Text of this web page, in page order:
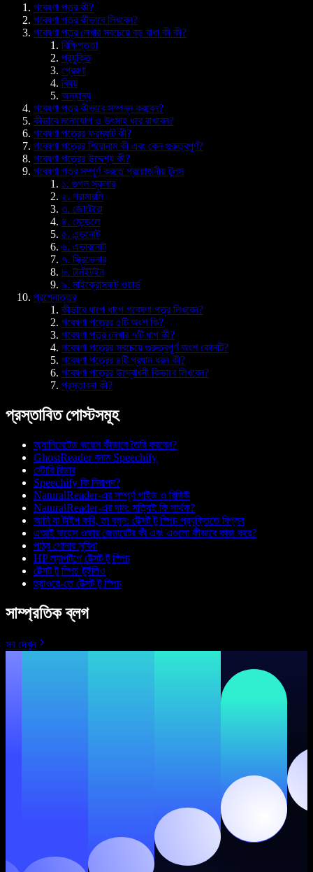
গবেষণা পত্র কী?
গবেষণা পত্র কীভাবে লিখবেন?
গবেষণা পত্র লেখার সবচেয়ে বড় বাধা কী কী?
বিক্ষিপ্ততা
প্রযুক্তি
প্রেরণা
বিষয়
অন্যান্য
গবেষণা পত্র কীভাবে সম্পন্ন করবেন?
কীভাবে মনোযোগ ও উৎসাহ ধরে রাখবেন?
গবেষণা পত্রের ফরম্যাট কী?
গবেষণা পত্রের শিরোনাম কী এবং কেন গুরুত্বপূর্ণ?
গবেষণা পত্রের উদ্দেশ্য কী?
গবেষণা পত্র সম্পূর্ণ করতে প্রয়োজনীয় টুলস
১. গুগল স্কলার
২. গ্রামারলি
৩. জোটেরো
৪. মেন্ডেলে
৫. এন্ডনোট
৬. এভারনোট
৭. স্ক্রিভেনার
৮. টার্নইটইন
৯. মাইক্রোসফট ওয়ার্ড
প্রশ্নোত্তর
কীভাবে ধাপে ধাপে গবেষণা পত্র লিখবেন?
গবেষণা পত্রের ৫টি অংশ কি?
গবেষণা পত্র লেখার ৭টি ধাপ কী?
গবেষণা পত্রের সবচেয়ে গুরুত্বপূর্ণ অংশ কোনটি?
গবেষণা পত্রের ৪টি প্রধান ধরন কী?
গবেষণা পত্রের উদ্বোধনী কিভাবে লিখবেন?
প্রস্তাবনা কী?
প্রস্তাবিত পোস্টসমূহ
অ্যানিমেটেড ভয়েস কীভাবে তৈরি করবেন?
GhostReader বনাম Speechify
স্টোরি রিডার
Speechify কি নিরাপদ?
NaturalReader-এর সম্পূর্ণ গাইড ও রিভিউ
NaturalReader-এর দাম: সত্যিই কি সার্থক?
আমি যা টাইপ করি, তা বলুন: টেক্সট টু স্পিচ প্রযুক্তিতে বিপ্লব
এআই ভয়েস ওভার জেনারেটর কী এবং এগুলো কীভাবে কাজ করে?
পাঠ্য শোনার সুবিধা
HP ল্যাপটপে টেক্সট টু স্পিচ
টেক্সট টু স্পিচ টুইলিও
হুয়াওয়ে-তে টেক্সট টু স্পিচ
সাম্প্রতিক ব্লগ
সব দেখুন